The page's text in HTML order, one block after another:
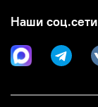
Наши соц.сети